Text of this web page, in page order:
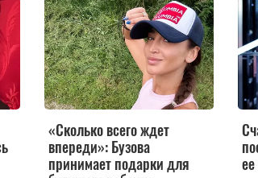
«Сколько всего ждет
впереди»: Бузова
принимает подарки для
ее